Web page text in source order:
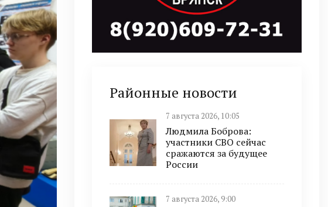
Районные новости
7 августа 2026, 10:05
Людмила Боброва:
участники СВО сейчас
сражаются за будущее
России
7 августа 2026, 9:00